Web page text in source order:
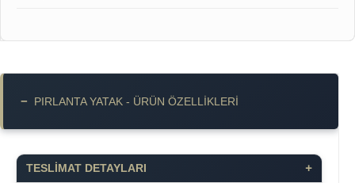
− PIRLANTA YATAK - ÜRÜN ÖZELLIKLERI
TESLİMAT DETAYLARI +